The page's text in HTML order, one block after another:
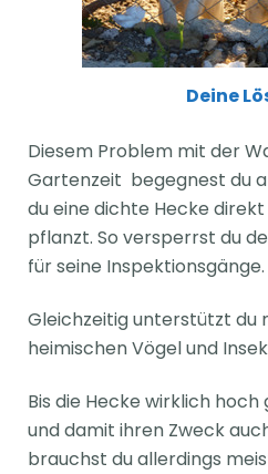
Deine
Diesem Problem mit der
Gartenzeit begegnest du
du eine dichte Hecke
pflanzt. So versperrst du
für seine Inspektionsgänge.
Gleichzeitig unterstützt du
heimischen Vögel und
Bis die Hecke wirklich
und damit ihren Zweck
brauchst du allerdings